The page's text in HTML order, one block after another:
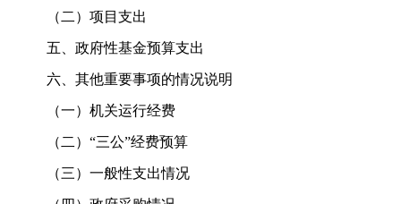
（二）项目支出
五、政府性基金预算支出
六、其他重要事项的情况说明
（一）机关运行经费
（二）“三公”经费预算
（三）一般性支出情况